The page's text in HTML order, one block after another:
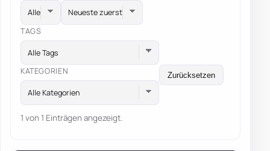
TAGS
Alle Tags
KATEGORIEN
Alle Kategorien
Zurücksetzen
1 von 1 Einträgen angezeigt.